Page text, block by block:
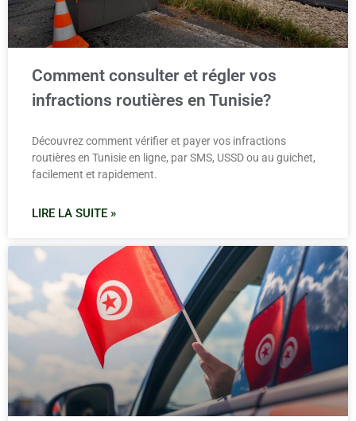
Comment consulter et régler vos
infractions routières en Tunisie?
Découvrez comment vérifier et payer vos infractions
routières en Tunisie en ligne, par SMS, USSD ou au guichet,
facilement et rapidement.
LIRE LA SUITE »